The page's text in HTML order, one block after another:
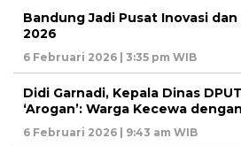
Bandung Jadi Pusat Inovasi dan
2026
6 Februari 2026 | 3:35 pm WIB
Didi Garnadi, Kepala Dinas
‘Arogan’: Warga Kecewa
6 Februari 2026 | 9:43 am WIB